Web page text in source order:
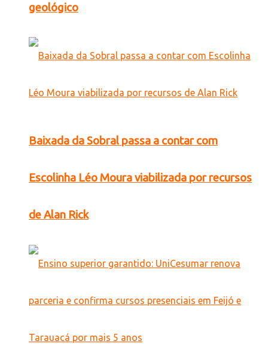
geológico
Baixada da Sobral passa a contar com
Escolinha Léo Moura viabilizada por recursos
de Alan Rick